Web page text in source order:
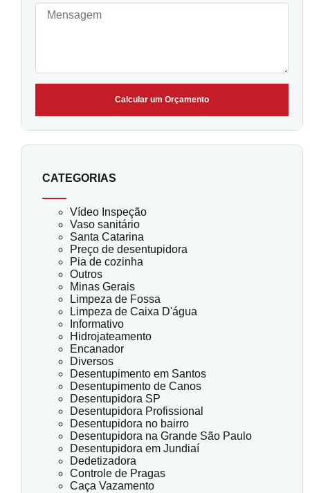
Calcular um Orçamento
CATEGORIAS
Vídeo Inspeção
Vaso sanitário
Santa Catarina
Preço de desentupidora
Pia de cozinha
Outros
Minas Gerais
Limpeza de Fossa
Limpeza de Caixa D'água
Informativo
Hidrojateamento
Encanador
Diversos
Desentupimento em Santos
Desentupimento de Canos
Desentupidora SP
Desentupidora Profissional
Desentupidora no bairro
Desentupidora na Grande São Paulo
Desentupidora em Jundiaí
Dedetizadora
Controle de Pragas
Caça Vazamento